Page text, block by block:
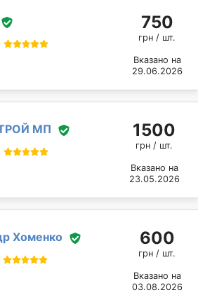
750
грн / шт.
Вказано на
29.06.2026
МП
1500
грн / шт.
Вказано на
23.05.2026
Хоменко
600
грн / шт.
Вказано на
03.08.2026